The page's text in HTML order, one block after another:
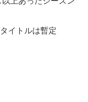
イトルは暫定